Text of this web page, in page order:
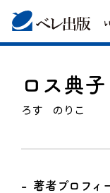
ロス典子
ろす のりこ
著者プロフィ